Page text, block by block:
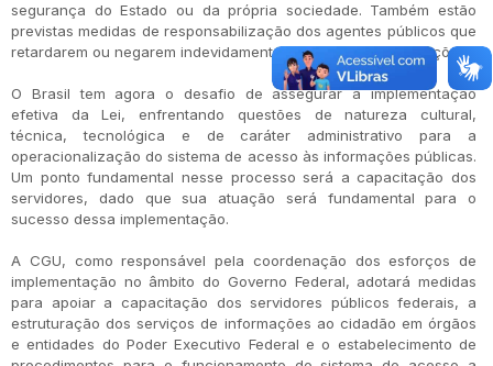
segurança do Estado ou da própria sociedade. Também estão
previstas medidas de responsabilização dos agentes públicos que
retardarem ou negarem indevidamente a entrega de informações.
O Brasil tem agora o desafio de assegurar a implementação
efetiva da Lei, enfrentando questões de natureza cultural,
técnica, tecnológica e de caráter administrativo para a
operacionalização do sistema de acesso às informações públicas.
Um ponto fundamental nesse processo será a capacitação dos
servidores, dado que sua atuação será fundamental para o
sucesso dessa implementação.
A CGU, como responsável pela coordenação dos esforços de
implementação no âmbito do Governo Federal, adotará medidas
para apoiar a capacitação dos servidores públicos federais, a
estruturação dos serviços de informações ao cidadão em órgãos
e entidades do Poder Executivo Federal e o estabelecimento de